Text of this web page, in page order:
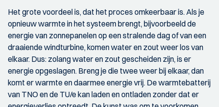
Het grote voordeel is, dat het proces omkeerbaar is. Als je
opnieuw warmte in het systeem brengt, bijvoorbeeld de
energie van zonnepanelen op een stralende dag of van een
draaiende windturbine, komen water en zout weer los van
elkaar. Dus: zolang water en zout gescheiden zijn, is er
energie opgeslagen. Breng je die twee weer bij elkaar, dan
komt er warmte en daarmee energie vrij. De warmtebatterij
van TNO en de TU/e kan laden en ontladen zonder dat er